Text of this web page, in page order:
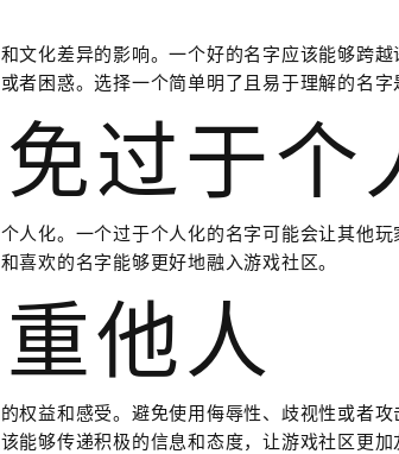
文化差异的影响。一个好的名字应该能够跨
者困惑。选择一个简单明了且易于理解的名字
过于个
人化。一个过于个人化的名字可能会让其他
喜欢的名字能够更好地融入游戏社区。
他人
权益和感受。避免使用侮辱性、歧视性或者
能够传递积极的信息和态度，让游戏社区更加